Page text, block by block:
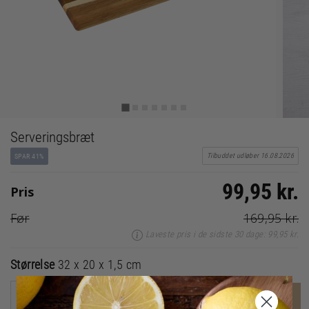
Serveringsbræt
SPAR 41% Tilbuddet udløber 16.08.2026
Pris 99,95 kr.
Før 169,95 kr.
Laveste pris i de sidste 30 dage: 99,95 kr.
Størrelse 32 x 20 x 1,5 cm